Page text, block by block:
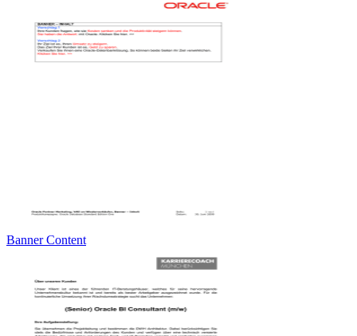
Banner Content